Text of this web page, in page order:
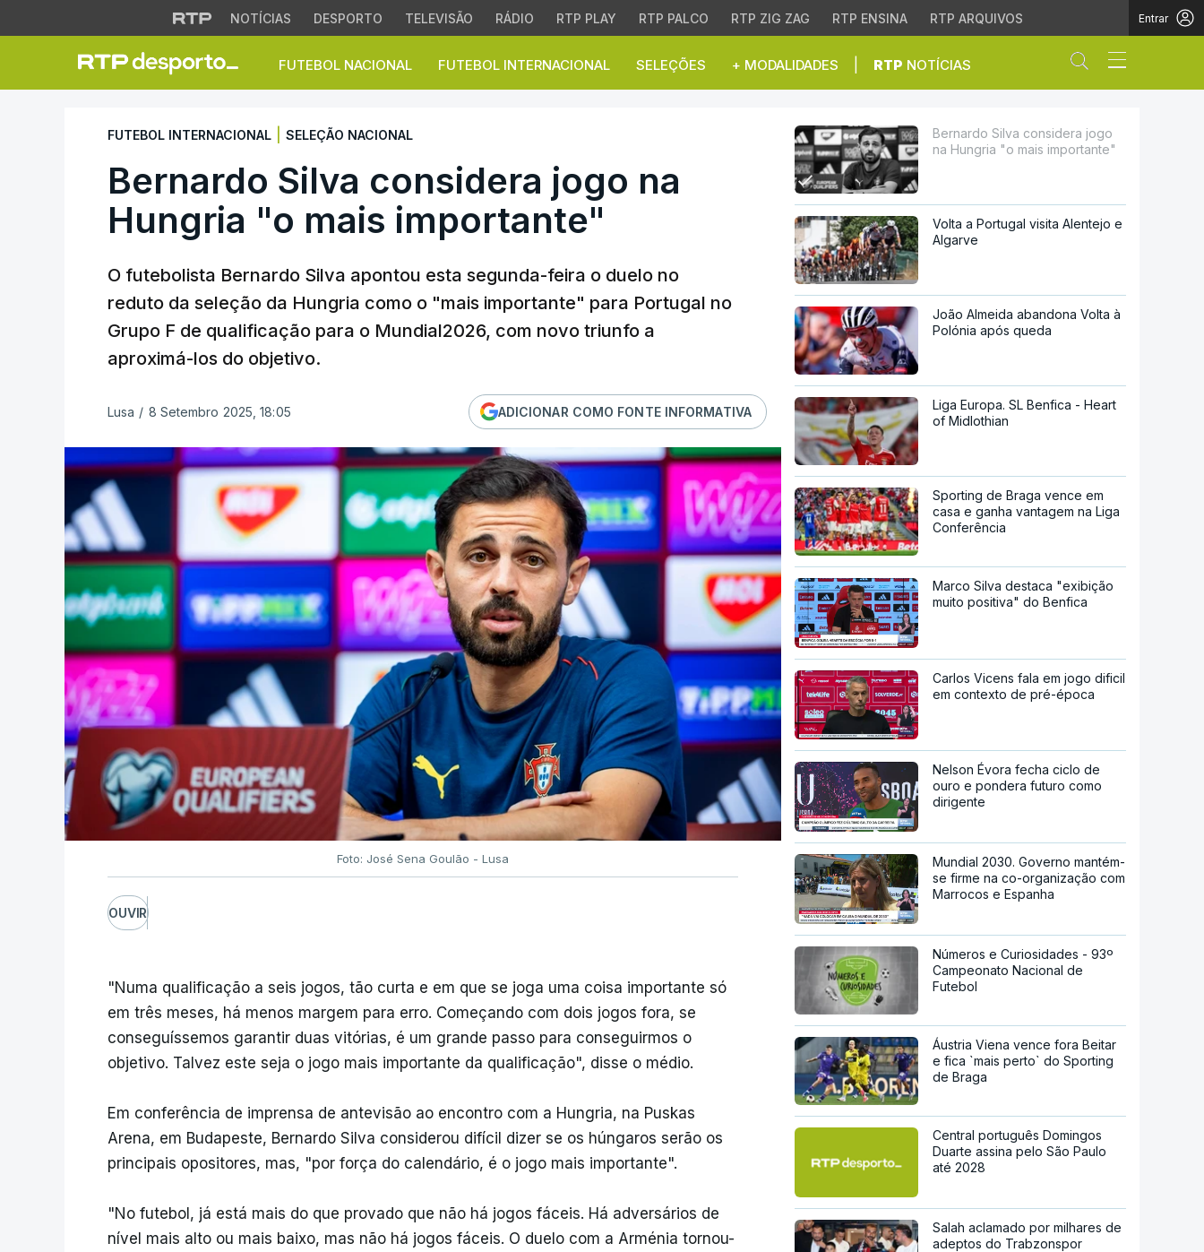
NOTÍCIAS DESPORTO TELEVISÃO RÁDIO RTP PLAY RTP PALCO RTP ZIG ZAG RTP ENSINA RTP ARQUIVOS Entrar
FUTEBOL NACIONAL FUTEBOL INTERNACIONAL SELEÇÕES + MODALIDADES RTP NOTÍCIAS Abrir campo
Bernardo Silva considera jogo na Hungria "o mais importante"
FUTEBOL INTERNACIONAL SELEÇÃO NACIONAL
Bernardo Silva considera jogo na
Hungria "o mais importante"
O futebolista Bernardo Silva apontou esta segunda-feira o duelo no
reduto da seleção da Hungria como o "mais importante" para Portugal no
Grupo F de qualificação para o Mundial2026, com novo triunfo a
aproximá-los do objetivo.
Lusa / 8 Setembro 2025, 18:05 ADICIONAR COMO FONTE INFORMATIVA
Foto: José Sena Goulão - Lusa
OUVIR
"Numa qualificação a seis jogos, tão curta e em que se joga uma coisa importante só
em três meses, há menos margem para erro. Começando com dois jogos fora, se
conseguíssemos garantir duas vitórias, é um grande passo para conseguirmos o
objetivo. Talvez este seja o jogo mais importante da qualificação", disse o médio.
Em conferência de imprensa de antevisão ao encontro com a Hungria, na Puskas
Arena, em Budapeste, Bernardo Silva considerou difícil dizer se os húngaros serão os
principais opositores, mas, "por força do calendário, é o jogo mais importante".
"No futebol, já está mais do que provado que não há jogos fáceis. Há adversários de
nível mais alto ou mais baixo, mas não há jogos fáceis. O duelo com a Arménia tornou-
Bernardo Silva considera jogo
na Hungria "o mais importante"
Volta a Portugal visita Alentejo e
Algarve
João Almeida abandona Volta à
Polónia após queda
Liga Europa. SL Benfica - Heart
of Midlothian
Sporting de Braga vence em
casa e ganha vantagem na Liga
Conferência
Marco Silva destaca "exibição
muito positiva" do Benfica
Carlos Vicens fala em jogo dificil
em contexto de pré-época
Nelson Évora fecha ciclo de
ouro e pondera futuro como
dirigente
Mundial 2030. Governo mantém-
se firme na co-organização com
Marrocos e Espanha
Números e Curiosidades - 93º
Campeonato Nacional de
Futebol
Áustria Viena vence fora Beitar
e fica `mais perto` do Sporting
de Braga
Central português Domingos
Duarte assina pelo São Paulo
até 2028
Salah aclamado por milhares de
adeptos do Trabzonspor